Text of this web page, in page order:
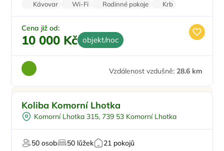
Kávovar Wi-Fi Rodinné pokoje
Krb
Stolní hry
Cena již od:
10 000 Kč objekt/noc
Vzdálenost vzdušně: 28.6 km
Koliba Komorní Lhotka
Komorní Lhotka 315, 739 53 Komorní Lhotka
50 osob 50 lůžek 21 pokojů